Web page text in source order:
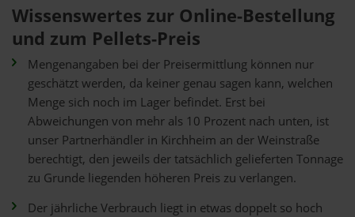
Wissenswertes zur Online-Bestellung
und zum Pellets-Preis
Mengenangaben bei der Preisermittlung können nur
geschätzt werden, da keiner genau sagen kann, welchen
Menge sich noch im Lager befindet. Erst bei
Abweichungen von mehr als 10 Prozent nach unten, ist
unser Partnerhändler in Kirchheim an der Weinstraße
berechtigt, den jeweils der tatsächlich gelieferten Tonnage
zu Grunde liegenden höheren Preis zu verlangen.
Der jährliche Verbrauch liegt in etwas doppelt so hoch